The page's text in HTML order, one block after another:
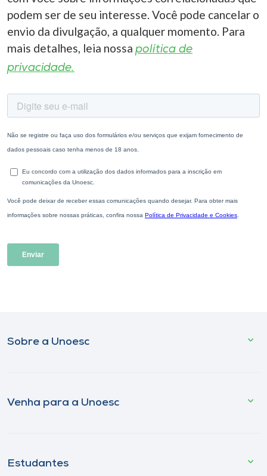
podem ser de seu interesse. Você pode cancelar o
envio da divulgação, a qualquer momento. Para
mais detalhes, leia nossa política de
privacidade.
Sobre a Unoesc
Venha para a Unoesc
Estudantes